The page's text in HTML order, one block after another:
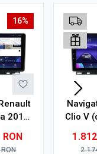
16%
2019)
ROM,
RON
RON
Clio V
RAM,